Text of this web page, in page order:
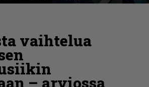
vaihtelua
– arviossa